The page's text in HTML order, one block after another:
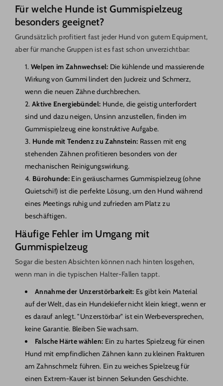
Für welche Hunde ist Gummispielzeug
besonders geeignet?
Grundsätzlich profitiert fast jeder Hund von gutem Equipment,
aber für manche Gruppen ist es fast schon unverzichtbar:
Welpen im Zahnwechsel: Die kühlende und massierende
Wirkung von Gummi lindert den Juckreiz und Schmerz,
wenn die neuen Zähne durchbrechen.
Aktive Energiebündel: Hunde, die geistig unterfordert
sind und dazu neigen, Unsinn anzustellen, finden im
Gummispielzeug eine konstruktive Aufgabe.
Hunde mit Tendenz zu Zahnstein: Rassen mit eng
stehenden Zähnen profitieren besonders von der
mechanischen Reinigungswirkung.
Bürohunde:Ein geräuscharmes Gummispielzeug (ohne
Quietschi!) ist die perfekte Lösung, um den Hund während
eines Meetings ruhig und zufrieden am Platz zu
beschäftigen.
Häufige Fehler im Umgang mit
Gummispielzeug
Sogar die besten Absichten können nach hinten losgehen,
wenn man in die typischen Halter-Fallen tappt.
Annahme der Unzerstörbarkeit: Es gibt kein Material
auf der Welt, das ein Hundekiefer nicht klein kriegt, wenn er
es darauf anlegt. "Unzerstörbar" ist ein Werbeversprechen,
keine Garantie. Bleiben Sie wachsam.
Falsche Härte wählen: Ein zu hartes Spielzeug für einen
Hund mit empfindlichen Zähnen kann zu kleinen Frakturen
am Zahnschmelz führen. Ein zu weiches Spielzeug für
einen Extrem-Kauer ist binnen Sekunden Geschichte.